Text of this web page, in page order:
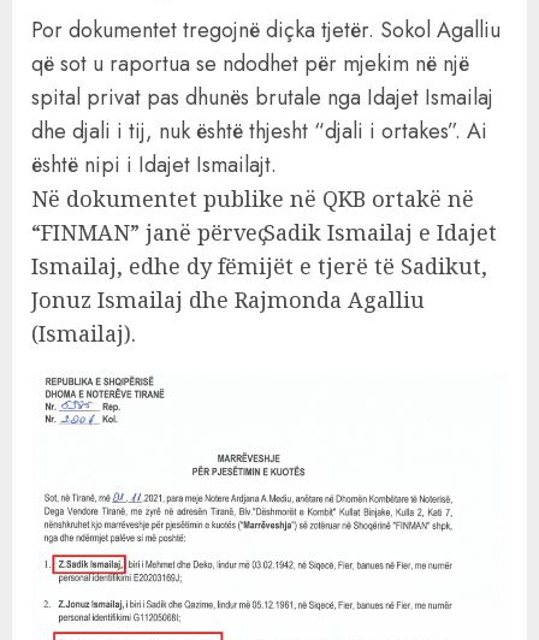
Por dokumentet tregojnë diçka tjetër. Sokol Agalliu
qё sot u raportua se ndodhet pёr mjekim nё njё
spital privat pas dhunёs brutale nga Idajet Ismailaj
dhe djali i tij, nuk është thjesht “djali i ortakes”. Ai
është nipi i Idajet Ismailajt.
Në dokumentet publike në QKB ortakë në
“FINMAN” janë pёrveҫ Sadik Ismailaj e Idajet
Ismailaj, edhe dy fёmijёt e tjerё tё Sadikut,
Jonuz Ismailaj dhe Rajmonda Agalliu
(Ismailaj).